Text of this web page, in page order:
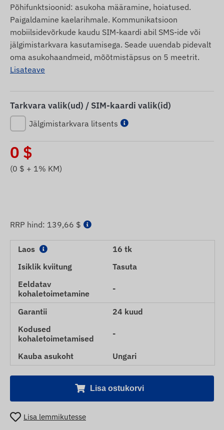
Põhifunktsioonid: asukoha määramine, hoiatused.
Paigaldamine kaelarihmale. Kommunikatsioon
mobiilsidevõrkude kaudu SIM-kaardi abil SMS-ide või
jälgimistarkvara kasutamisega. Seade uuendab pidevalt
oma asukohaandmeid, mõõtmistäpsus on 5 meetrit.
Lisateave
Tarkvara valik(ud) / SIM-kaardi valik(id)
Jälgimistarkvara litsents
0 $
(0 $ + 1% KM)
RRP hind: 139,66 $
Laos
16 tk
Isiklik kviitung
Tasuta
Eeldatav
kohaletoimetamine
-
Garantii
24 kuud
Kodused
kohaletoimetamised
-
Kauba asukoht Ungari
Lisa ostukorvi
Lisa lemmikutesse